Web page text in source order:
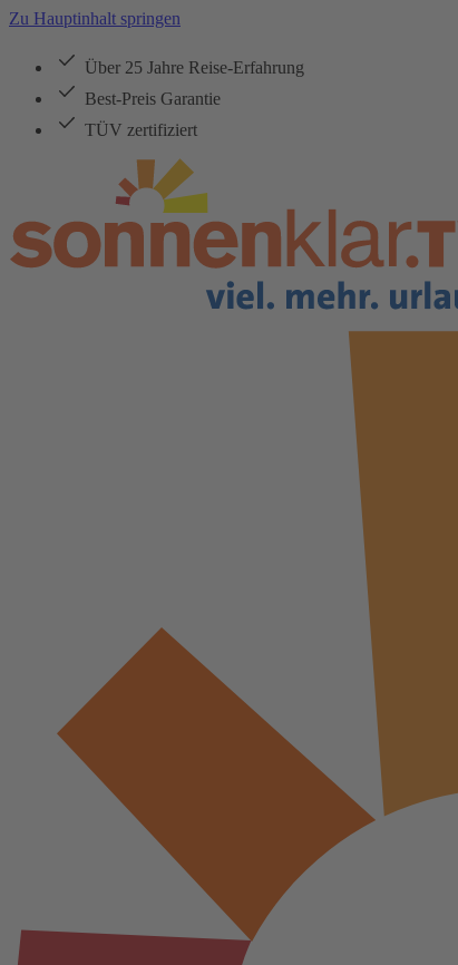
Zu Hauptinhalt springen
Über 25 Jahre Reise-Erfahrung
Best-Preis Garantie
TÜV zertifiziert